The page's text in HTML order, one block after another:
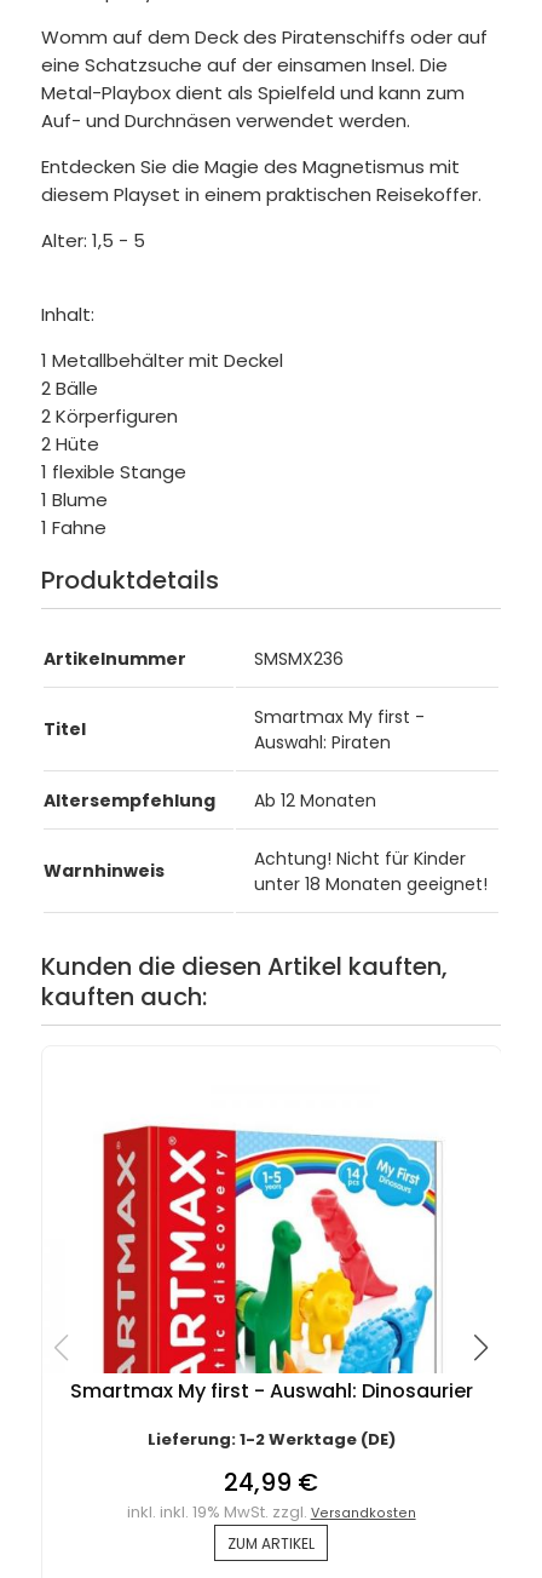
Womm auf dem Deck des Piratenschiffs oder auf
eine Schatzsuche auf der einsamen Insel. Die
Metal-Playbox dient als Spielfeld und kann zum
Auf- und Durchnäsen verwendet werden.
Entdecken Sie die Magie des Magnetismus mit
diesem Playset in einem praktischen Reisekoffer.
Alter: 1,5 - 5
Inhalt:
1 Metallbehälter mit Deckel
2 Bälle
2 Körperfiguren
2 Hüte
1 flexible Stange
1 Blume
1 Fahne
Produktdetails
Artikelnummer SMSMX236
Titel
Smartmax My first -
Auswahl: Piraten
Altersempfehlung Ab 12 Monaten
Warnhinweis
Achtung! Nicht für Kinder
unter 18 Monaten geeignet!
Kunden die diesen Artikel kauften,
kauften auch:
Smartmax My first - Auswahl: Dinosaurier
Lieferung: 1-2 Werktage (DE)
24,99 €
inkl. inkl. 19% MwSt. zzgl. Versandkosten
ZUM ARTIKEL